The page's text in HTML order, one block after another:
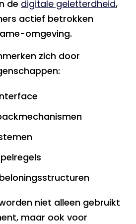
de digitale geletterdheid,
actief betrokken
omgeving.
zich door
niet alleen gebruikt
maar ook voor